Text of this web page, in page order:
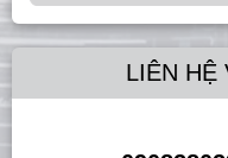
LIÊN HỆ